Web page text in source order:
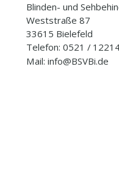
Blinden- und
Weststraße 87
33615 Bielefeld
Telefon: 0521 /
Mail: info@BSVBi.de